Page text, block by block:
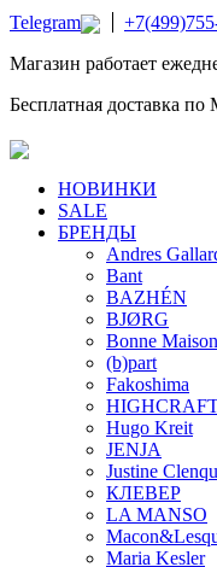
Telegram
Магазин работает
Бесплатная доставка
НОВИНКИ
SALE
БРЕНДЫ
Andres
Bant
BAZHÉN
BJØRG
Bonne Maison
(b)part
Fakoshima
Hugo Kreit
JENJA
Justine
КЛЕВЕР
LA MANSO
Maria Kesler